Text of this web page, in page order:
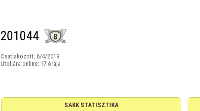
201044
Csatlakozott: 6/4/2019
Utoljára online: 17 órája
SAKK STATISZTIKA